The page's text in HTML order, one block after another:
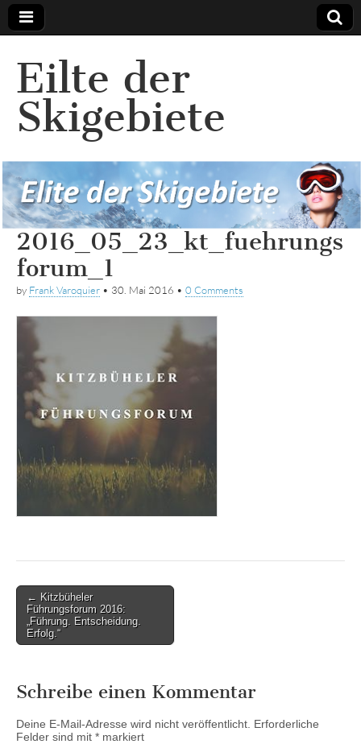
Eilte der
Skigebiete
2016_05_23_kt_fuehrungs
forum_1
by Frank Varoquier • 30. Mai 2016 • 0 Comments
Post
navigation
← Kitzbüheler
Führungsforum 2016:
„Führung. Entscheidung.
Erfolg.“
Schreibe einen Kommentar
Deine E-Mail-Adresse wird nicht veröffentlicht. Erforderliche
Felder sind mit * markiert